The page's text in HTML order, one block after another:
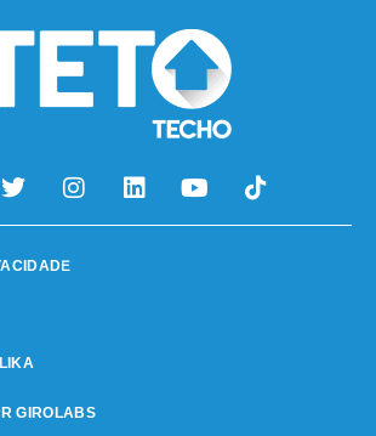
E
GIROLABS